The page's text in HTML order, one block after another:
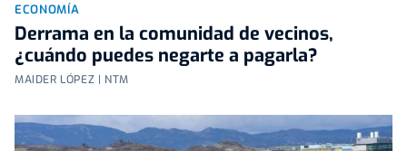
ECONOMÍA
Derrama en la comunidad de vecinos,
¿cuándo puedes negarte a pagarla?
MAIDER LÓPEZ | NTM